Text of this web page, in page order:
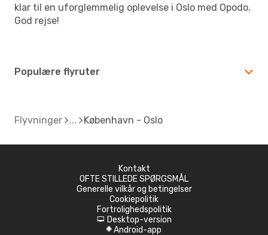
klar til en uforglemmelig oplevelse i Oslo med Opodo.
God rejse!
Populære flyruter
Flyvninger København - Oslo
Kontakt
OFTE STILLEDE SPØRGSMÅL
Generelle vilkår og betingelser
Cookiepolitik
Fortrolighedspolitik
d Desktop-version
A Android-app